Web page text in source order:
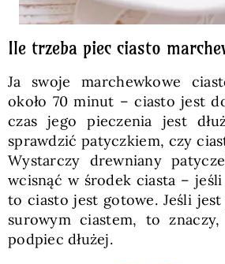
Ile trzeba piec ciasto
Ja swoje marchewkowe
około 70 minut – ciasto jest
czas jego pieczenia jest
sprawdzić patyczkiem, czy
Wystarczy drewniany
wcisnąć w środek ciasta –
to ciasto jest gotowe. Jeśli
surowym ciastem, to
podpiec dłużej.